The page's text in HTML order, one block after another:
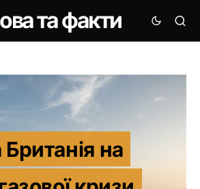
та факти
на